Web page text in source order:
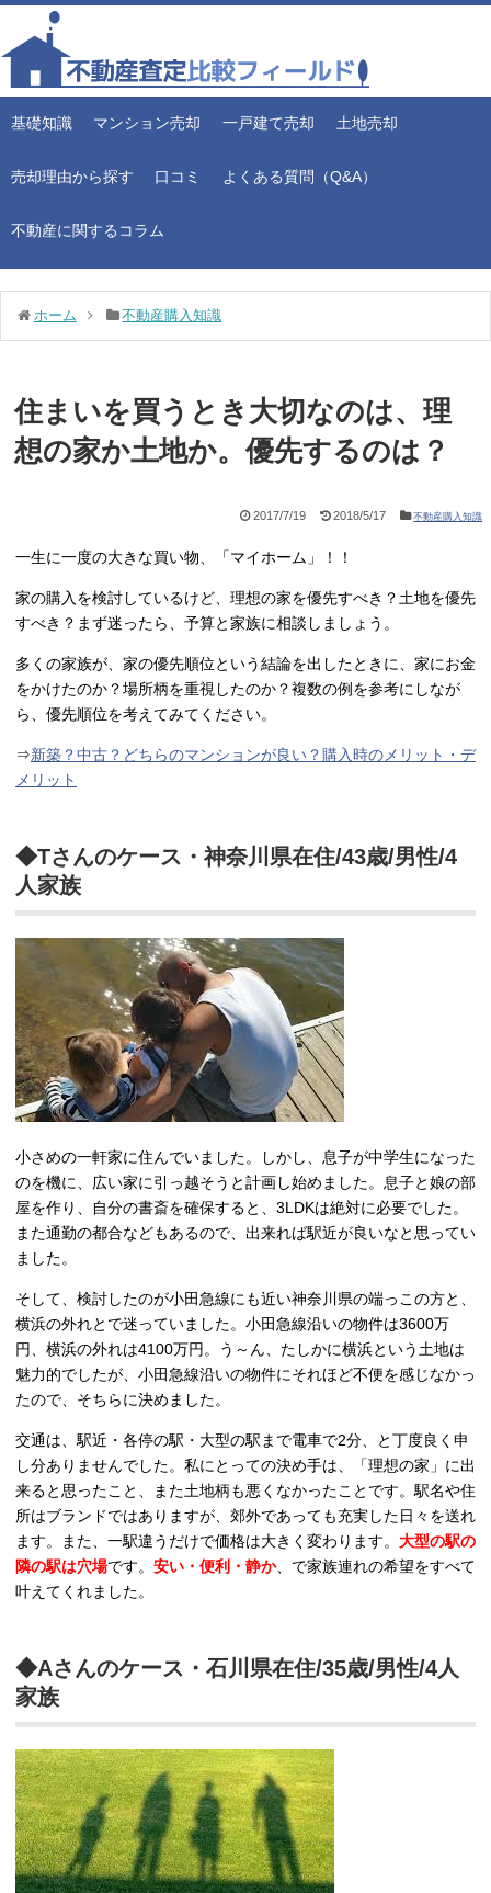
基礎知識 マンション売却 一戸建て売却 土地売却
売却理由から探す 口コミ よくある質問（Q&A）
不動産に関するコラム
ホーム 不動産購入知識
住まいを買うとき大切なのは、理
想の家か土地か。優先するのは？
2017/7/19 2018/5/17 不動産購入知識
一生に一度の大きな買い物、「マイホーム」！！
家の購入を検討しているけど、理想の家を優先すべき？土地を優先
すべき？まず迷ったら、予算と家族に相談しましょう。
多くの家族が、家の優先順位という結論を出したときに、家にお金
をかけたのか？場所柄を重視したのか？複数の例を参考にしなが
ら、優先順位を考えてみてください。
⇒新築？中古？どちらのマンションが良い？購入時のメリット・デ
メリット
◆Tさんのケース・神奈川県在住/43歳/男性/4
人家族
小さめの一軒家に住んでいました。しかし、息子が中学生になった
のを機に、広い家に引っ越そうと計画し始めました。息子と娘の部
屋を作り、自分の書斎を確保すると、3LDKは絶対に必要でした。
また通勤の都合などもあるので、出来れば駅近が良いなと思ってい
ました。
そして、検討したのが小田急線にも近い神奈川県の端っこの方と、
横浜の外れとで迷っていました。小田急線沿いの物件は3600万
円、横浜の外れは4100万円。う～ん、たしかに横浜という土地は
魅力的でしたが、小田急線沿いの物件にそれほど不便を感じなかっ
たので、そちらに決めました。
交通は、駅近・各停の駅・大型の駅まで電車で2分、と丁度良く申
し分ありませんでした。私にとっての決め手は、「理想の家」に出
来ると思ったこと、また土地柄も悪くなかったことです。駅名や住
所はブランドではありますが、郊外であっても充実した日々を送れ
ます。また、一駅違うだけで価格は大きく変わります。 大型の駅の
隣の駅は穴場です。 安い・便利・静か、で家族連れの希望をすべて
叶えてくれました。
◆Aさんのケース・石川県在住/35歳/男性/4人
家族